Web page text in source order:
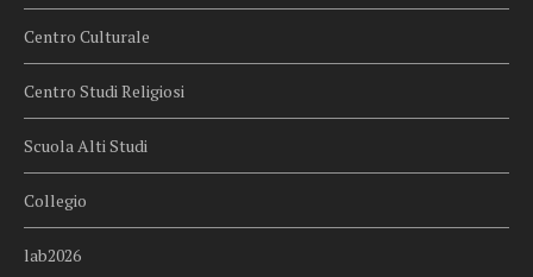
Centro Culturale
Centro Studi Religiosi
Scuola Alti Studi
Collegio
lab2026